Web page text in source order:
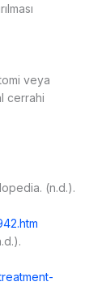
veya
cerrahi
(n.d.).